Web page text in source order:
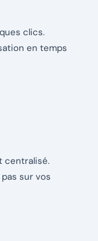
clics.
en temps
centralisé.
sur vos